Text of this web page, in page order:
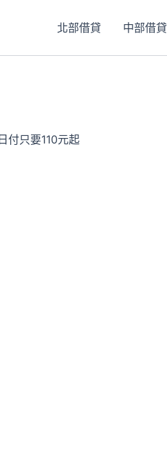
北部借貸 中部借貸
付只要110元起